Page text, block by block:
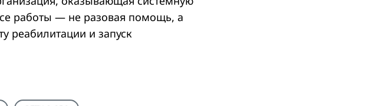
работы — не разовая помощь, а
реабилитации и запуск